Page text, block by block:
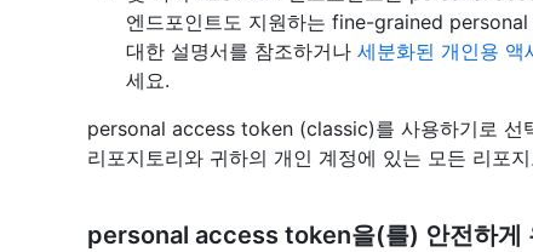
엔드포인트도 지원하는 fine-grained
대한 설명서를 참조하거나 세분화된 개인용 액
세요.
personal access token (classic)를 사용하기로 선
리포지토리와 귀하의 개인 계정에 있는 모든 리포
personal access token을(를) 안전하게